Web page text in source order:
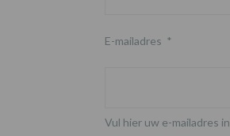
E-mailadres *
Vul hier uw e-mailadres in